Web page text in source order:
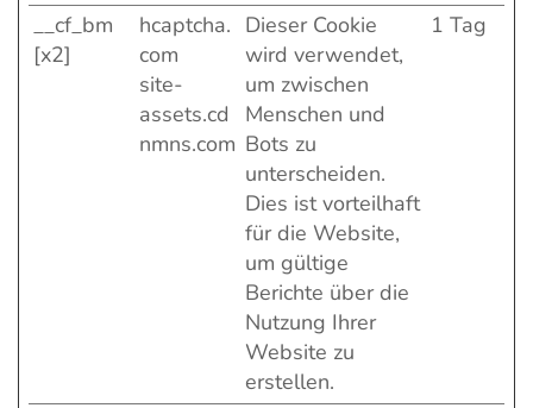
__cf_bm
[x2]
hcaptcha.
com
site-
assets.cd
nmns.com
Dieser Cookie
wird verwendet,
um zwischen
Menschen und
Bots zu
unterscheiden.
Dies ist vorteilhaft
für die Website,
um gültige
Berichte über die
Nutzung Ihrer
Website zu
erstellen.
1 Tag